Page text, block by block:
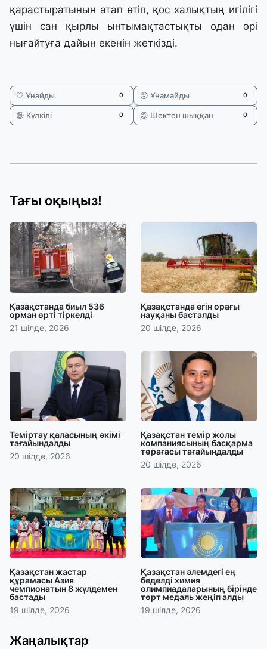
қарастыратынын атап өтіп, қос халықтың игілігі
үшін сан қырлы ынтымақтастықты одан әрі
нығайтуға дайын екенін жеткізді.
🤍 Ұнайды 0 😞 Ұнамайды 0
😄 Күлкілі 0 😡 Шектен шыққан 0
Тағы оқыңыз!
Қазақстанда биыл 536
орман өрті тіркелді
21 шілде, 2026
Қазақстанда егін орағы
науқаны басталды
20 шілде, 2026
Теміртау қаласының әкімі
тағайындалды
20 шілде, 2026
Қазақстан темір жолы
компаниясының басқарма
төрағасы тағайындалды
20 шілде, 2026
Қазақстан жастар
құрамасы Азия
чемпионатын 8 жүлдемен
бастады
19 шілде, 2026
Қазақстан әлемдегі ең
беделді химия
олимпиадаларының бірінде
төрт медаль жеңіп алды
19 шілде, 2026
Жаңалықтар